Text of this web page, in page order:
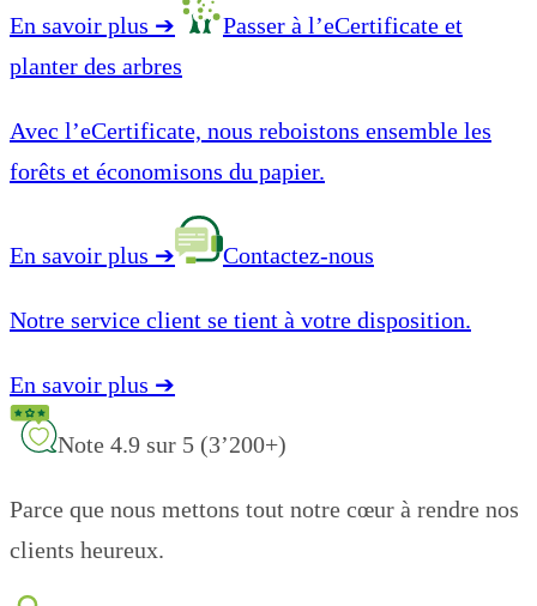
En savoir plus ➔
Passer à l’eCertificate et
planter des arbres
Avec l’eCertificate, nous reboistons ensemble les
forêts et économisons du papier.
En savoir plus ➔ Contactez-nous
Notre service client se tient à votre disposition.
En savoir plus ➔
Note 4.9 sur 5 (3’200+)
Parce que nous mettons tout notre cœur à rendre nos
clients heureux.